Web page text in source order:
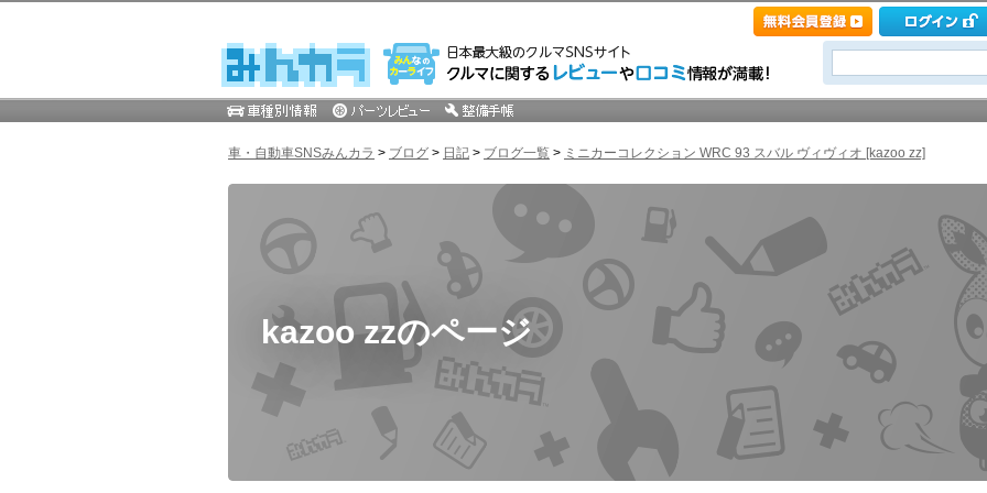
車・自動車SNSみんカラ > ブログ > 日記 > ブログ一覧 > ミニカーコレクション WRC 93 スバル ヴィヴィオ [kazoo zz]
kazoo zzのページ